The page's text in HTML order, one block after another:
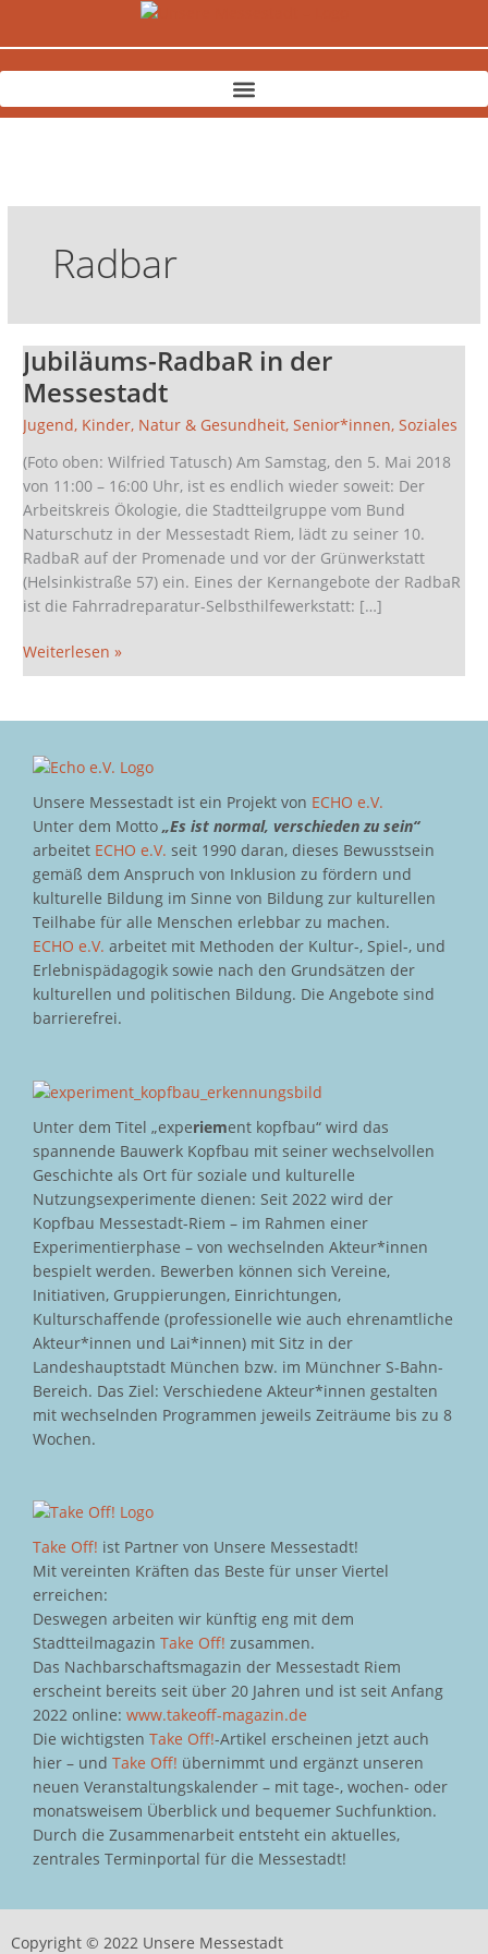
Radbar
Jubiläums-RadbaR in der
Messestadt
Jugend, Kinder, Natur & Gesundheit,Senior*innen,Soziales
(Foto oben: Wilfried Tatusch) Am Samstag, den 5. Mai 2018
von 11:00 – 16:00 Uhr, ist es endlich wieder soweit: Der
Arbeitskreis Ökologie, die Stadtteilgruppe vom Bund
Naturschutz in der Messestadt Riem, lädt zu seiner 10.
RadbaR auf der Promenade und vor der Grünwerkstatt
(Helsinkistraße 57) ein. Eines der Kernangebote der RadbaR
ist die Fahrradreparatur-Selbsthilfewerkstatt: […]
Jubiläums-
RadbaR
in
der
Messestadt
Weiterlesen »
Unsere Messestadt ist ein Projekt von ECHO e.V.
Unter dem Motto „Es ist normal, verschieden zu sein“
arbeitet ECHO e.V. seit 1990 daran, dieses Bewusstsein
gemäß dem Anspruch von Inklusion zu fördern und
kulturelle Bildung im Sinne von Bildung zur kulturellen
Teilhabe für alle Menschen erlebbar zu machen.
ECHO e.V. arbeitet mit Methoden der Kultur-, Spiel-, und
Erlebnispädagogik sowie nach den Grundsätzen der
kulturellen und politischen Bildung. Die Angebote sind
barrierefrei.
Unter dem Titel „experiement kopfbau“ wird das
spannende Bauwerk Kopfbau mit seiner wechselvollen
Geschichte als Ort für soziale und kulturelle
Nutzungsexperimente dienen: Seit 2022 wird der
Kopfbau Messestadt-Riem – im Rahmen einer
Experimentierphase – von wechselnden Akteur*innen
bespielt werden. Bewerben können sich Vereine,
Initiativen, Gruppierungen, Einrichtungen,
Kulturschaffende (professionelle wie auch ehrenamtliche
Akteur*innen und Lai*innen) mit Sitz in der
Landeshauptstadt München bzw. im Münchner S-Bahn-
Bereich. Das Ziel: Verschiedene Akteur*innen gestalten
mit wechselnden Programmen jeweils Zeiträume bis zu 8
Wochen.
Take Off! ist Partner von Unsere Messestadt!
Mit vereinten Kräften das Beste für unser Viertel
erreichen:
Deswegen arbeiten wir künftig eng mit dem
Stadtteilmagazin Take Off! zusammen.
Das Nachbarschaftsmagazin der Messestadt Riem
erscheint bereits seit über 20 Jahren und ist seit Anfang
2022 online: www.takeoff-magazin.de
Die wichtigsten Take Off!-Artikel erscheinen jetzt auch
hier – und Take Off! übernimmt und ergänzt unseren
neuen Veranstaltungskalender – mit tage-, wochen- oder
monatsweisem Überblick und bequemer Suchfunktion.
Durch die Zusammenarbeit entsteht ein aktuelles,
zentrales Terminportal für die Messestadt!
Copyright © 2022 Unsere Messestadt